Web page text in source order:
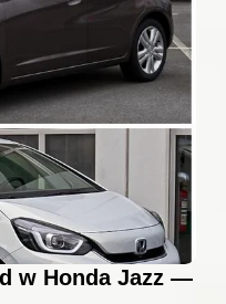
w Honda Jazz —